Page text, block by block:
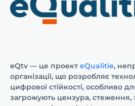
eQtv — це проект eQualitie,
організації, що розробляє
цифрової стійкості, особливо
загрожують цензура, стеження,